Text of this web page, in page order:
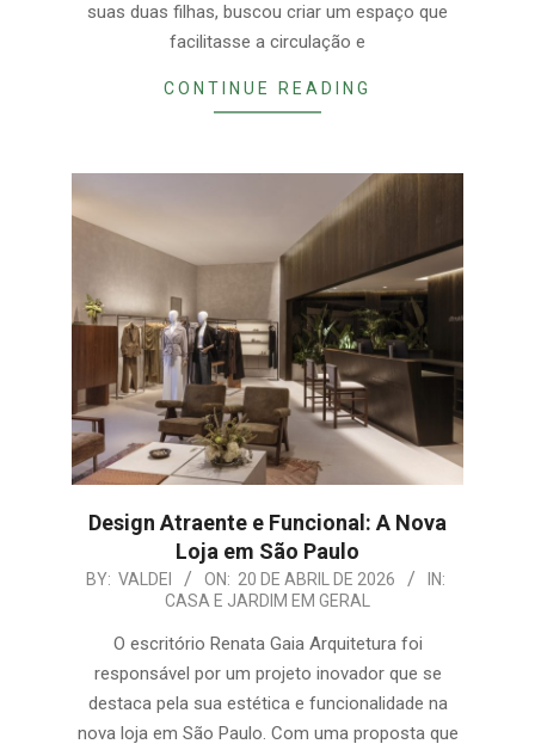
suas duas filhas, buscou criar um espaço que
facilitasse a circulação e
CONTINUE READING
Design Atraente e Funcional: A Nova
Loja em São Paulo
2026-
BY: VALDEI ON: 20 DE ABRIL DE 2026
IN:
CASA E JARDIM EM GERAL
O escritório Renata Gaia Arquitetura foi
responsável por um projeto inovador que se
destaca pela sua estética e funcionalidade na
nova loja em São Paulo. Com uma proposta que